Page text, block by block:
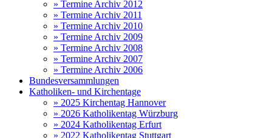
» Termine Archiv 2012
» Termine Archiv 2011
» Termine Archiv 2010
» Termine Archiv 2009
» Termine Archiv 2008
» Termine Archiv 2007
» Termine Archiv 2006
Bundesversammlungen
Katholiken- und Kirchentage
» 2025 Kirchentag Hannover
» 2026 Katholikentag Würzburg
» 2024 Katholikentag Erfurt
» 2022 Katholikentag Stuttgart